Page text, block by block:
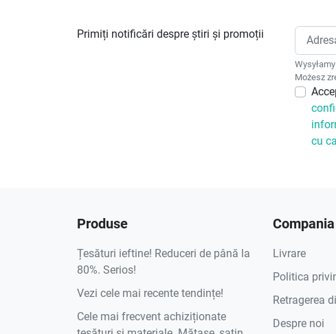
Primiți notificări despre știri și promoții
Możesz
cu
Produse
Țesături ieftine! Reduceri de până la
80%. Serios!
Vezi cele mai recente tendințe!
Cele mai frecvent achiziționate
Livrare
Politica
Retragerea
Despre noi